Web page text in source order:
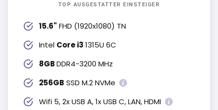
TOP AUSGESTATTER EINSTEIGER
15.6" FHD (1920x1080) TN
Intel Core i31315U 6C
8GBDDR4-3200 MHz
256GB SSD M.2 NVMe
Wifi 5, 2x USB A, 1x USB C, LAN, HDMI